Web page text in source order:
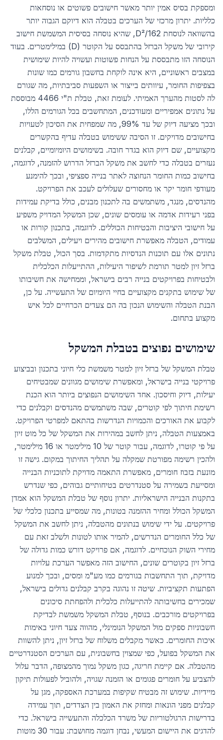
ומספקת בסיס אמין יותר מאשר חישובים פשוטים או נוסחאות
כלליות. יתרון מרכזי של הערכים בטבלה הוא דיוקם הגבוה יותר
בהשוואה לנוסחת D²/162, שהיא נוסחה בסיסית המשמשת חישוב
קירובי של משקל הברזל בהתבסס על הקוטר (D) במילימטרים. בעוד
הנוסחה הזו מתבססת על הנחות פשוטות ועשויה להיות שימושית
במצבים ראשוניים, היא אינה לוקחת בחשבון גורמים כמו שונות
בצפיפות החומר, עיוותים בייצור או השפעות סביבתיות, מה שגורם
לה לסטות מהערך האמיתי. לעומת זאת, טבלת ת"י 4466 מבוססת
על נתונים אמפיריים ומעודכנים, המתחשבים בכל הגורמים הללו,
ובכך מציעה דיוק של עד 99%, מה שמפחית את הסיכון לטעויות
בחישובים מדויקים. זו הסיבה ששימוש בטבלה עדיף בהקשרים
מקצועיים, שם דיוק הוא בגדר חובה. בשימושים היומיומיים, קבלנים
נעזרים בטבלה כדי לחשב את משקל הברזל הדרוש להזמנה, לדוגמה,
בחישוב כמות החומר הנחוצה לאתר בנייה ספציפי, ובכך להימנע
מעודפי חומר יקר או מחסורים שעלולים לעכב את הפרויקט.
מהנדסים, מנגד, משתמשים בה לתכנון מבנים, כולל בדיקת עמידות
בפני רעידות אדמה או עומסים שונים, שכן המשקל המדויק משפיע
על חישובי היציבות והבטיחות הכוללים. לדוגמה, בתכנון קורות או
עמודים, הטבלה מאפשרת חישובים מהירים ויעילים, המשלבים
נתונים אלו עם תוכנות הנדסיות מתקדמות. בסך הכול, טבלת משקל
ברזל זיון למטר תורמת לשיפור היעילות, ההתייעלות הכלכלית
ולבטיחות בפרויקטים בנייה רבים בישראל, וממחישה את חשיבותו
של שימוש בתקנים מקצועיים בחיי היומיום של התעשייה. על כן,
הבנת הטבלה והשימוש הנכון בה הם צעדים הכרחיים לכל איש
מקצוע בתחום.
שימושים נפוצים בטבלת המשקל
טבלת המשקל של ברזל זיון למטר משמשת כלי חיוני בתכנון ובביצוע
פרויקטי בנייה בישראל, ומאפשרת שימושים מגוונים שמבטיחים
יעילות, דיוק וחיסכון. אחד השימושים הנפוצים ביותר הוא הכנת
רשימת חיתוך לפי קוטרים, שבה משתמשים מהנדסים וקבלנים כדי
לקבוע את האורכים והכמויות הנדרשות בהתאם למפרטי הפרויקט.
באמצעות הטבלה, ניתן לחשב במהירות את המשקל של כל מוט זיון
על פי קוטרו, לדוגמה, עבור קוטר של 10 מילימטר או 16 מילימטר,
ולהכין רשימה מפורטת שמקלה על תהליך החיתוך במקום. גישה זו
מונעת בזבוז חומרים, מאפשרת התאמה מדויקת לתוכניות הבנייה
ומסייעת בשמירה על סטנדרטים בטיחותיים גבוהים, כפי שנדרש
בתקנות הבנייה הישראליות. יתרון נוסף של טבלת המשקל הוא אמדן
המשקל הכולל ומחיר ההזמנה בטונות, מה שמסייע בתכנון כלכלי של
פרויקטים. על ידי שימוש בנתונים מהטבלה, ניתן לחשב את המשקל
של כלל החומרים הנדרשים, להמיר אותו לטונות ולשלב זאת עם
מחירי השוק הנוכחיים. לדוגמה, אם פרויקט דורש כמות גדולה של
ברזל זיון בקוטרים שונים, החישוב הזה מאפשר הערכת עלויות
מדויקת, תוך התחשבות בגורמים כמו מע"מ ומסים, ובכך למנוע
הפתעות תקציביות. שיטה זו נהוגה בקרב קבלנים גדולים בישראל,
שמכירים בחשיבותה להתייעלות כלכלית ולהפחתת סיכונים
בפרויקטים מורכבים. בנוסף, טבלת המשקל משמשת לבדיקת
חשבוניות ספקים מול המשקל הנומינלי, מהווה צעד חיוני באימות
איכות החומרים. כאשר מקבלים משלוח של ברזל זיון, ניתן להשוות
את המשקל בפועל, כפי שמצוין בחשבונית, עם הערכים הסטנדרטיים
מהטבלה. אם קיימת חריגה, כגון משקל נמוך מהמצופה, הדבר עלול
להצביע על חומרים פגומים או הזמנה שגויה, ולהוביל לפעולות תיקון
מיידיות. שימוש זה מבטיח שקיפות במערכת האספקה, מגן על
קבלנים מפני הונאות ומחזק את האמון בין הצדדים, תוך עמידה
בדרישות הרגולטוריות של משרד הכלכלה והתעשייה בישראל. כדי
להדגים את היישום המעשי, נבחן דוגמה מחושבת: עבור 30 מוטות